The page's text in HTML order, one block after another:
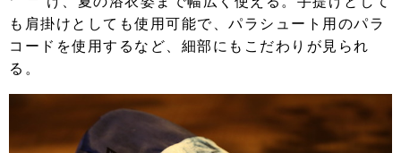
も肩掛けとしても使用可能で、パラシュート用のパラ
コードを使用するなど、細部にもこだわりが見られ
る。